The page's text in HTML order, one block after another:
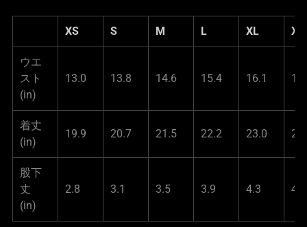
XS S M L XL
ウエ
スト
(in)
13.0 13.8 14.6 15.4 16.1
着丈
(in)
19.9 20.7 21.5 22.2 23.0
股下
丈
(in)
2.8 3.1 3.5 3.9 4.3 4.7